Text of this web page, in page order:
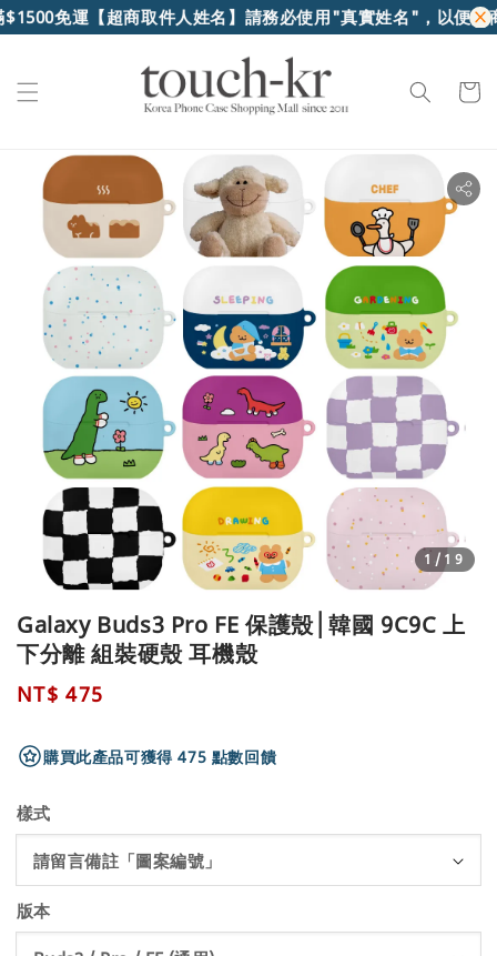
免運【超商取件人姓名】請務必使用"真實姓名"，以便超商核
1 /19
Galaxy Buds3 Pro FE 保護殼│韓國 9C9C 上
下分離 組裝硬殼 耳機殼
Regular
NT$ 475
購買此產品可獲得 475 點數回饋
樣式
版本